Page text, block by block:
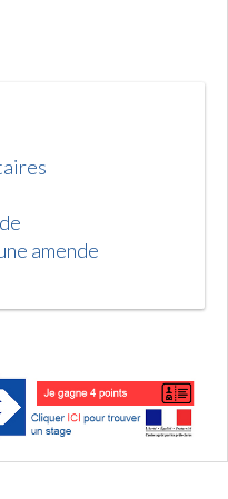
amende